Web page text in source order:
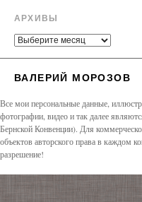
АРХИВЫ
ВАЛЕРИЙ МОРОЗОВ
Все мои персональные данные,
фотографии, видео и так далее
Бернской Конвенции). Для
объектов авторского права в каждом
разрешение!